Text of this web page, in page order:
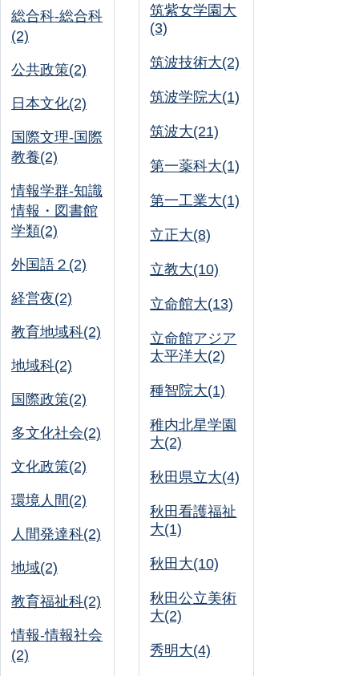
総合科-総合科
(2)
公共政策(2)
日本文化(2)
国際文理-国際
教養(2)
情報学群-知識
情報・図書館
学類(2)
外国語２(2)
経営夜(2)
教育地域科(2)
地域科(2)
国際政策(2)
多文化社会(2)
文化政策(2)
環境人間(2)
人間発達科(2)
地域(2)
教育福祉科(2)
情報-情報社会
(2)
筑紫女学園大
(3)
筑波技術大(2)
筑波学院大(1)
筑波大(21)
第一薬科大(1)
第一工業大(1)
立正大(8)
立教大(10)
立命館大(13)
立命館アジア
太平洋大(2)
種智院大(1)
稚内北星学園
大(2)
秋田県立大(4)
秋田看護福祉
大(1)
秋田大(10)
秋田公立美術
大(2)
秀明大(4)